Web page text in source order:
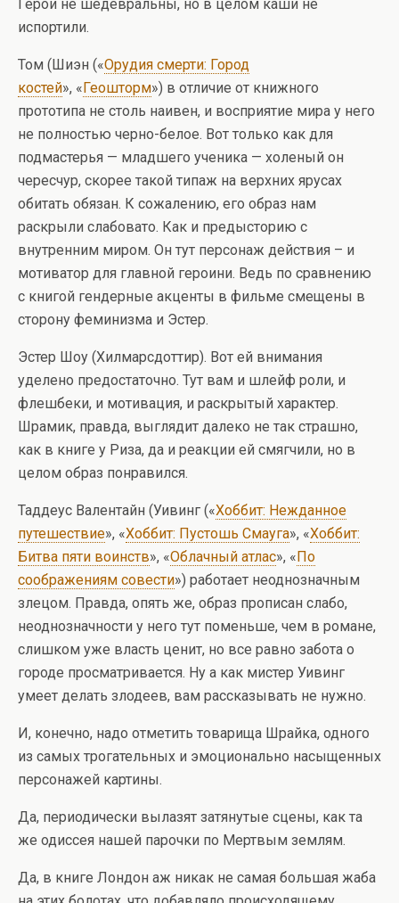
Герои не шедевральны, но в целом каши не
испортили.
Том (Шиэн («Орудия смерти: Город
костей», «Геошторм») в отличие от книжного
прототипа не столь наивен, и восприятие мира у него
не полностью черно-белое. Вот только как для
подмастерья — младшего ученика — холеный он
чересчур, скорее такой типаж на верхних ярусах
обитать обязан. К сожалению, его образ нам
раскрыли слабовато. Как и предысторию с
внутренним миром. Он тут персонаж действия – и
мотиватор для главной героини. Ведь по сравнению
с книгой гендерные акценты в фильме смещены в
сторону феминизма и Эстер.
Эстер Шоу (Хилмарсдоттир). Вот ей внимания
уделено предостаточно. Тут вам и шлейф роли, и
флешбеки, и мотивация, и раскрытый характер.
Шрамик, правда, выглядит далеко не так страшно,
как в книге у Риза, да и реакции ей смягчили, но в
целом образ понравился.
Таддеус Валентайн (Уивинг («Хоббит: Нежданное
путешествие», «Хоббит: Пустошь Смауга», «Хоббит:
Битва пяти воинств», «Облачный атлас», «По
соображениям совести») работает неоднозначным
злецом. Правда, опять же, образ прописан слабо,
неоднозначности у него тут поменьше, чем в романе,
слишком уже власть ценит, но все равно забота о
городе просматривается. Ну а как мистер Уивинг
умеет делать злодеев, вам рассказывать не нужно.
И, конечно, надо отметить товарища Шрайка, одного
из самых трогательных и эмоционально насыщенных
персонажей картины.
Да, периодически вылазят затянутые сцены, как та
же одиссея нашей парочки по Мертвым землям.
Да, в книге Лондон аж никак не самая большая жаба